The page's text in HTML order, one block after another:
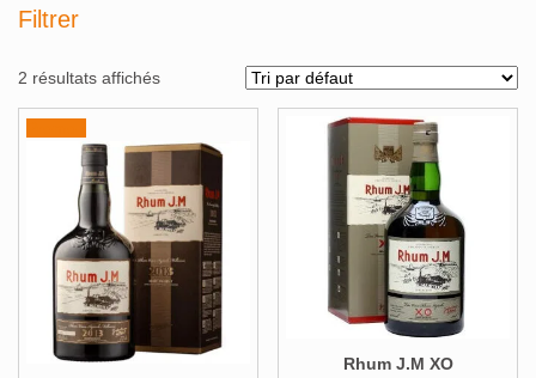
Filtrer
Alcools Bio
Bouteilles originales
Calendrier de l'avent
Coffrets Cadeau
Magnums et +
Pays Voir ▼
2 résultats affichés
Rhum J.M XO